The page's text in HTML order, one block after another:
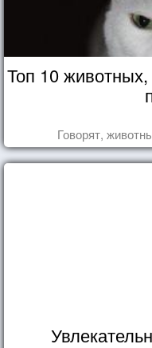
Топ 10
Говорят,